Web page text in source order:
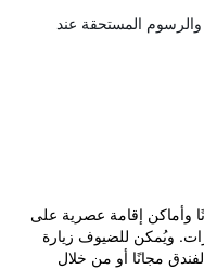
المستحقة عند
وأماكن إقامة عصرية على
ويُمكن للضيوف زيارة
مجانًا أو من خلال